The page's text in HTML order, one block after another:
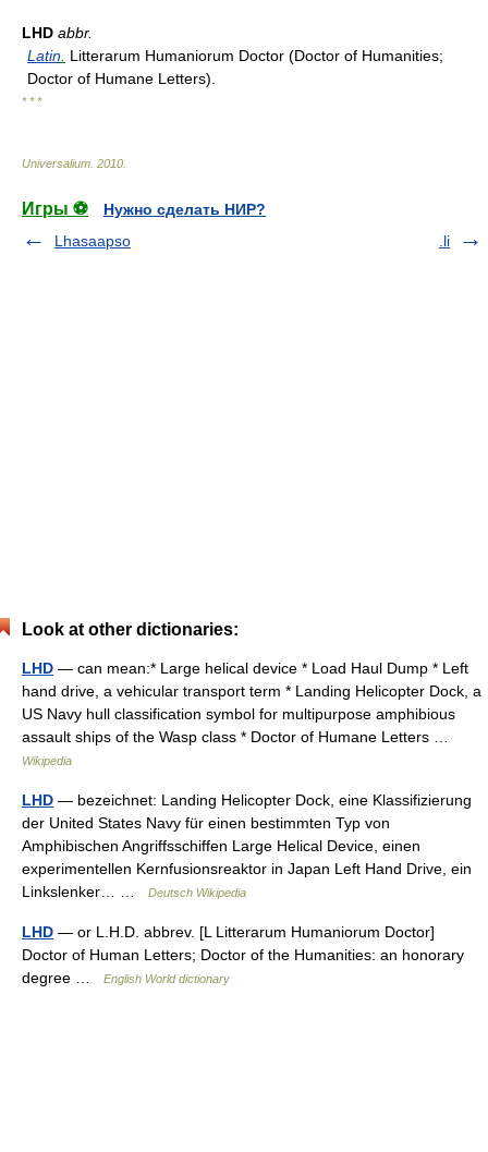
LHD abbr.
Latin Litterarum Humaniorum Doctor (Doctor of Humanities;
Doctor of Humane Letters).
* * *
Universalium 2010
Игры ⚽
Нужно сделать НИР?
Lhasaapso
.li
Look at other dictionaries:
LHD — can mean:* Large helical device * Load Haul Dump * Left
hand drive, a vehicular transport term * Landing Helicopter Dock, a
US Navy hull classification symbol for multipurpose amphibious
assault ships of the Wasp class * Doctor of Humane Letters …
Wikipedia
LHD — bezeichnet: Landing Helicopter Dock, eine Klassifizierung
der United States Navy für einen bestimmten Typ von
Amphibischen Angriffsschiffen Large Helical Device, einen
experimentellen Kernfusionsreaktor in Japan Left Hand Drive, ein
Linkslenker… …
Deutsch Wikipedia
LHD — or L.H.D. abbrev. [L Litterarum Humaniorum Doctor]
Doctor of Human Letters; Doctor of the Humanities: an honorary
degree …
English World dictionary